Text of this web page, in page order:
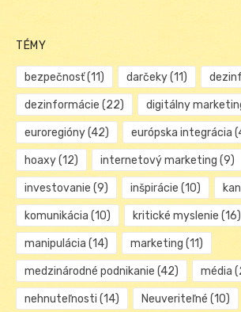
TÉMY
bezpečnosť(11) darčeky(11)
dezinformácie (22) digitálny
euroregióny(42) európska integrácia
hoaxy(12) internetový marketing (9)
investovanie (9) inšpirácie (10)
komunikácia (10) kritické myslenie (16)
manipulácia (14) marketing (11)
medzinárodné podnikanie (42) média
nehnuteľnosti (14) Neuveriteľné (10)